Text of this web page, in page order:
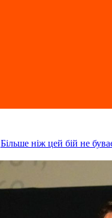
Більше ніж цей бій не